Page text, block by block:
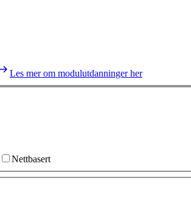
Les mer om modulutdanninger her
Nettbasert